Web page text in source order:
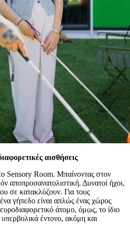
αισθήσεις
Sensory Room. Μπαίνοντας στον
αποπροσανατολιστική. Δυνατοί ήχοι,
σε κατακλύζουν. Για τους
γήπεδο είναι απλώς ένας χώρος
άτομο, όμως, το ίδιο
υπερβολικά έντονο, ακόμη και